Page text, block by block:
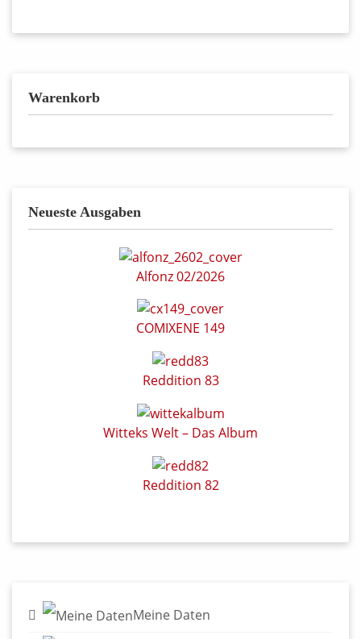
Warenkorb
Neueste Ausgaben
Alfonz 02/2026
COMIXENE 149
Reddition 83
Witteks Welt – Das Album
Reddition 82
Meine Daten